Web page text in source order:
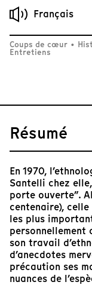
Français
Coups de cœur •
Entretiens
Résumé
En 1970,
Santelli chez
porte ouverte”.
centenaire),
les plus
personnellement
son travail
d’anecdotes
précaution ses
nuances de